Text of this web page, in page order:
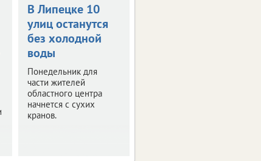
В Липецке 10
улиц останутся
без холодной
воды
Понедельник для
части жителей
областного центра
начнется с сухих
кранов.